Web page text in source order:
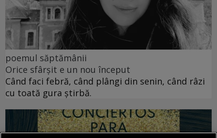
poemul săptămânii
Orice sfârșit e un nou început
Când faci febră, când plângi din senin, când râzi
cu toată gura știrbă.